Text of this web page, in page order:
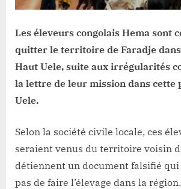
Les éleveurs congolais Hema sont
quitter le territoire de Faradje
Haut Uele, suite aux irrégularités
la lettre de leur mission dans cette
Uele.
Selon la société civile locale, ces
seraient venus du territoire voisin
détiennent un document falsifié
pas de faire l’élevage dans la région.